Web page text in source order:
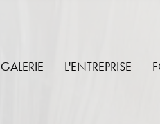
GALERIE L'ENTREPRISE